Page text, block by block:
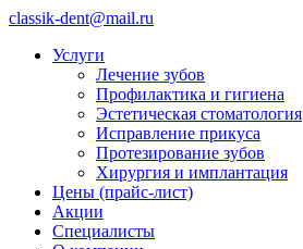
classik-dent@mail.ru
Услуги
Лечение зубов
Профилактика и гигиена
Эстетическая стоматология
Исправление прикуса
Протезирование зубов
Хирургия и имплантация
Цены (прайс-лист)
Акции
Специалисты